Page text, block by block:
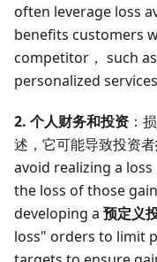
often leverage loss
benefits customers
competitor， such
personalized services
2. 个人财务和投资 ：
述，它可能导致投资者
avoid realizing a loss
the loss of those
developing a 预定义
loss" orders to limit